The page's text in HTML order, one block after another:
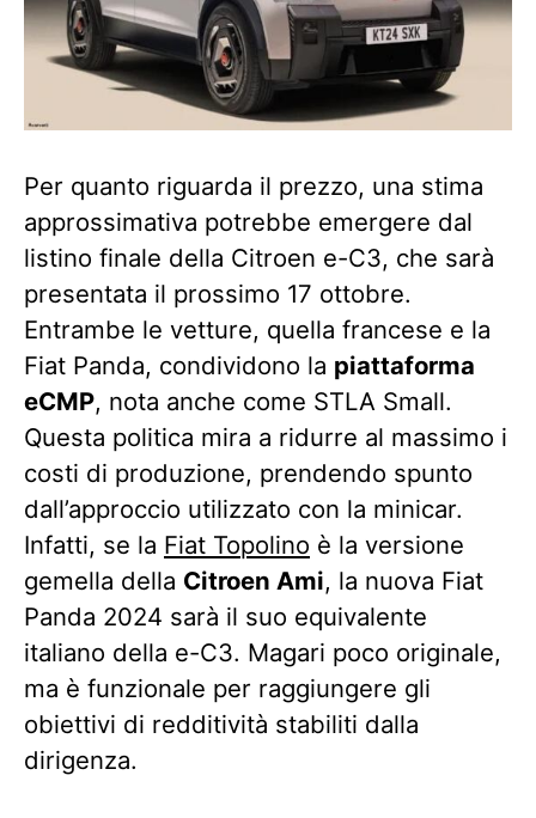
Per quanto riguarda il prezzo, una stima
approssimativa potrebbe emergere dal
listino finale della Citroen e-C3, che sarà
presentata il prossimo 17 ottobre.
Entrambe le vetture, quella francese e la
Fiat Panda, condividono la piattaforma
eCMP, nota anche come STLA Small.
Questa politica mira a ridurre al massimo i
costi di produzione, prendendo spunto
dall’approccio utilizzato con la minicar.
Infatti, se la Fiat Topolino è la versione
gemella della Citroen Ami, la nuova Fiat
Panda 2024 sarà il suo equivalente
italiano della e-C3. Magari poco originale,
ma è funzionale per raggiungere gli
obiettivi di redditività stabiliti dalla
dirigenza.